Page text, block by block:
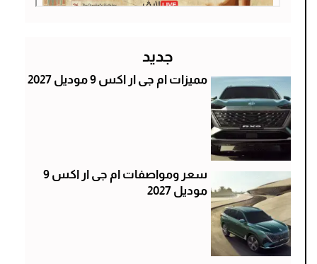
جديد
مميزات ام جى ار اكس 9 موديل 2027
سعر ومواصفات ام جى ار اكس 9
موديل 2027